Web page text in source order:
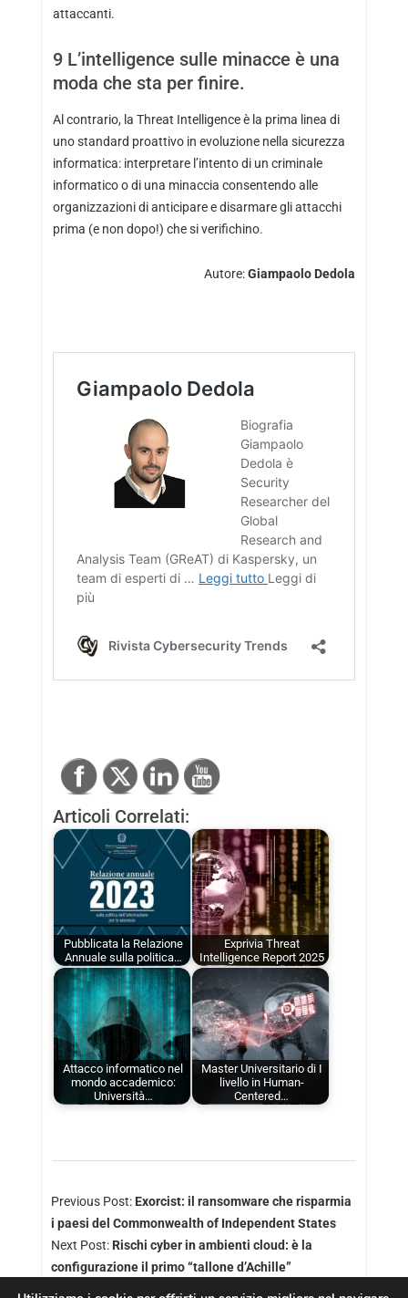
attaccanti.
9 L’intelligence sulle minacce è una
moda che sta per finire.
Al contrario, la Threat Intelligence è la prima linea di
uno standard proattivo in evoluzione nella sicurezza
informatica: interpretare l’intento di un criminale
informatico o di una minaccia consentendo alle
organizzazioni di anticipare e disarmare gli attacchi
prima (e non dopo!) che si verifichino.
Autore:Giampaolo Dedola
Articoli Correlati:
Pubblicata la Relazione
Annuale sulla politica…
Exprivia Threat
Intelligence Report 2025
Attacco informatico nel
mondo accademico:
Università…
Master Universitario di I
livello in Human-
Centered…
Previous Post: Exorcist: il ransomware che risparmia
i paesi del Commonwealth of Independent States
Next Post: Rischi cyber in ambienti cloud: è la
configurazione il primo “tallone d’Achille”